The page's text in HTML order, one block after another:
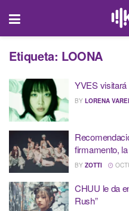
Etiqueta: LOONA
YVES
BY LORENA
firmamento,
BY ZOTTI
CHUU le da
Rush”